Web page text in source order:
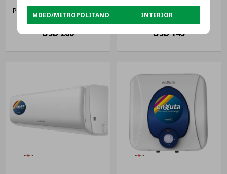
Pausado Freezer Horizontal
USD260
Campana Enxuta Inox
USD145
MDEO/METROPOLITANO INTERIOR